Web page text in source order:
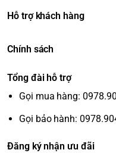
Hỗ trợ khách hàng
Chính sách
Tổng đài hỗ trợ
Gọi mua hàng:
Gọi bảo hành:
Đăng ký nhận ưu đãi